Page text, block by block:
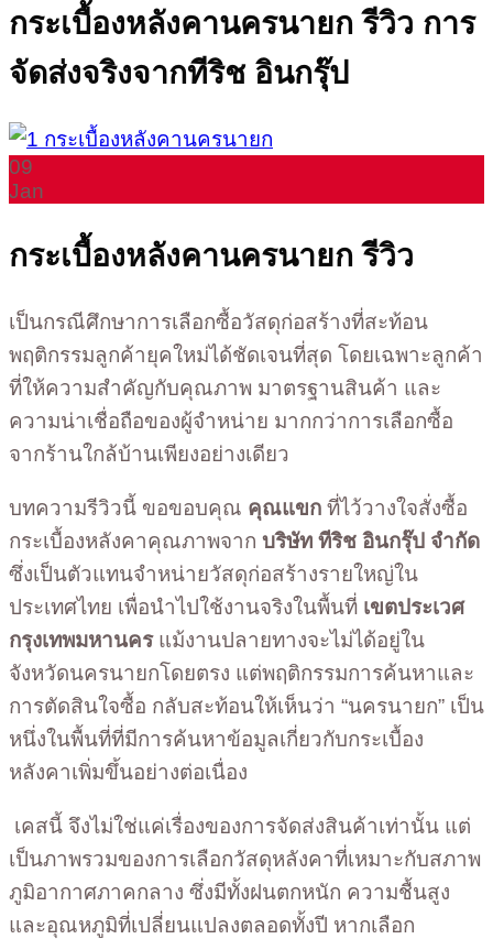
กระเบื้องหลังคานครนายก รีวิว การ
จัดส่งจริงจากทีริช อินกรุ๊ป
09
Jan
กระเบื้องหลังคานครนายก รีวิว
เป็นกรณีศึกษาการเลือกซื้อวัสดุก่อสร้างที่สะท้อน
พฤติกรรมลูกค้ายุคใหม่ได้ชัดเจนที่สุด โดยเฉพาะลูกค้า
ที่ให้ความสำคัญกับคุณภาพ มาตรฐานสินค้า และ
ความน่าเชื่อถือของผู้จำหน่าย มากกว่าการเลือกซื้อ
จากร้านใกล้บ้านเพียงอย่างเดียว
บทความรีวิวนี้ ขอขอบคุณ คุณแขก ที่ไว้วางใจสั่งซื้อ
กระเบื้องหลังคาคุณภาพจาก บริษัท ทีริช อินกรุ๊ป จำกัด
ซึ่งเป็นตัวแทนจำหน่ายวัสดุก่อสร้างรายใหญ่ใน
ประเทศไทย เพื่อนำไปใช้งานจริงในพื้นที่ เขตประเวศ
กรุงเทพมหานครแม้งานปลายทางจะไม่ได้อยู่ใน
จังหวัดนครนายกโดยตรง แต่พฤติกรรมการค้นหาและ
การตัดสินใจซื้อ กลับสะท้อนให้เห็นว่า “นครนายก” เป็น
หนึ่งในพื้นที่ที่มีการค้นหาข้อมูลเกี่ยวกับกระเบื้อง
หลังคาเพิ่มขึ้นอย่างต่อเนื่อง
เคสนี้ จึงไม่ใช่แค่เรื่องของการจัดส่งสินค้าเท่านั้น แต่
เป็นภาพรวมของการเลือกวัสดุหลังคาที่เหมาะกับสภาพ
ภูมิอากาศภาคกลาง ซึ่งมีทั้งฝนตกหนัก ความชื้นสูง
และอุณหภูมิที่เปลี่ยนแปลงตลอดทั้งปี หากเลือก